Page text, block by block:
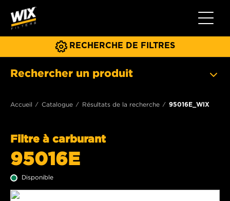
Toggle
RECHERCHE DE FILTRES
Rechercher un produit
Accueil Catalogue Résultats de la recherche 95016E_WIX
Filtre à carburant
95016E
Disponible